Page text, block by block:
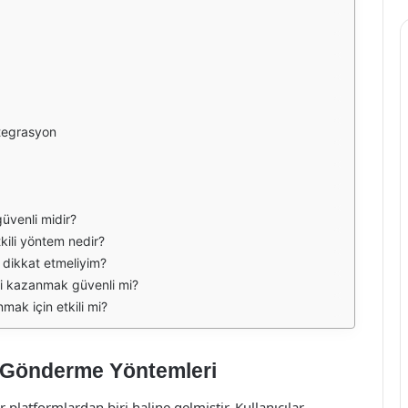
midir?
yöntem nedir?
etmeliyim?
kazanmak güvenli mi?
için etkili mi?
Yöntemleri